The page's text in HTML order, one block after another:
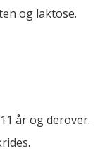
og laktose.
år og derover.